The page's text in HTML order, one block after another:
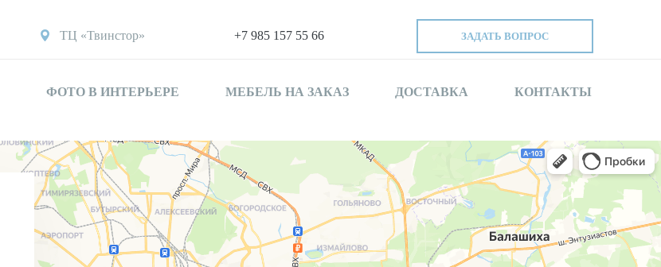
ТЦ «Твинстор» +7 985 157 55 66 ЗАДАТЬ ВОПРОС
ФОТО В ИНТЕРЬЕРЕ МЕБЕЛЬ НА ЗАКАЗ ДОСТАВКА КОНТАКТЫ